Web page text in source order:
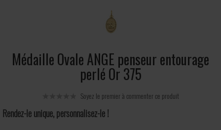
Médaille Ovale ANGE penseur entourage
perlé Or 375
Soyez le premier à commenter ce produit
Rendez-le unique, personnalisez-le !